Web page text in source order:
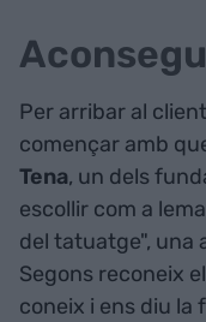
Per arribar al
començar amb
Tena, un dels
escollir com a
del tatuatge", una
Segons reconeix
coneix i ens diu la